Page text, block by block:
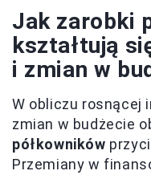
Jak zarobki
kształtują
i zmian w
W obliczu rosnącej
zmian w budżecie
półkowników
Przemiany w